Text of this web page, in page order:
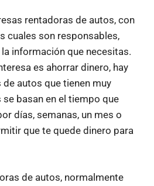
rentadoras de autos, con
cuales son responsables,
información que necesitas.
es ahorrar dinero, hay
autos que tienen muy
basan en el tiempo que
días, semanas, un mes o
que te quede dinero para
de autos, normalmente